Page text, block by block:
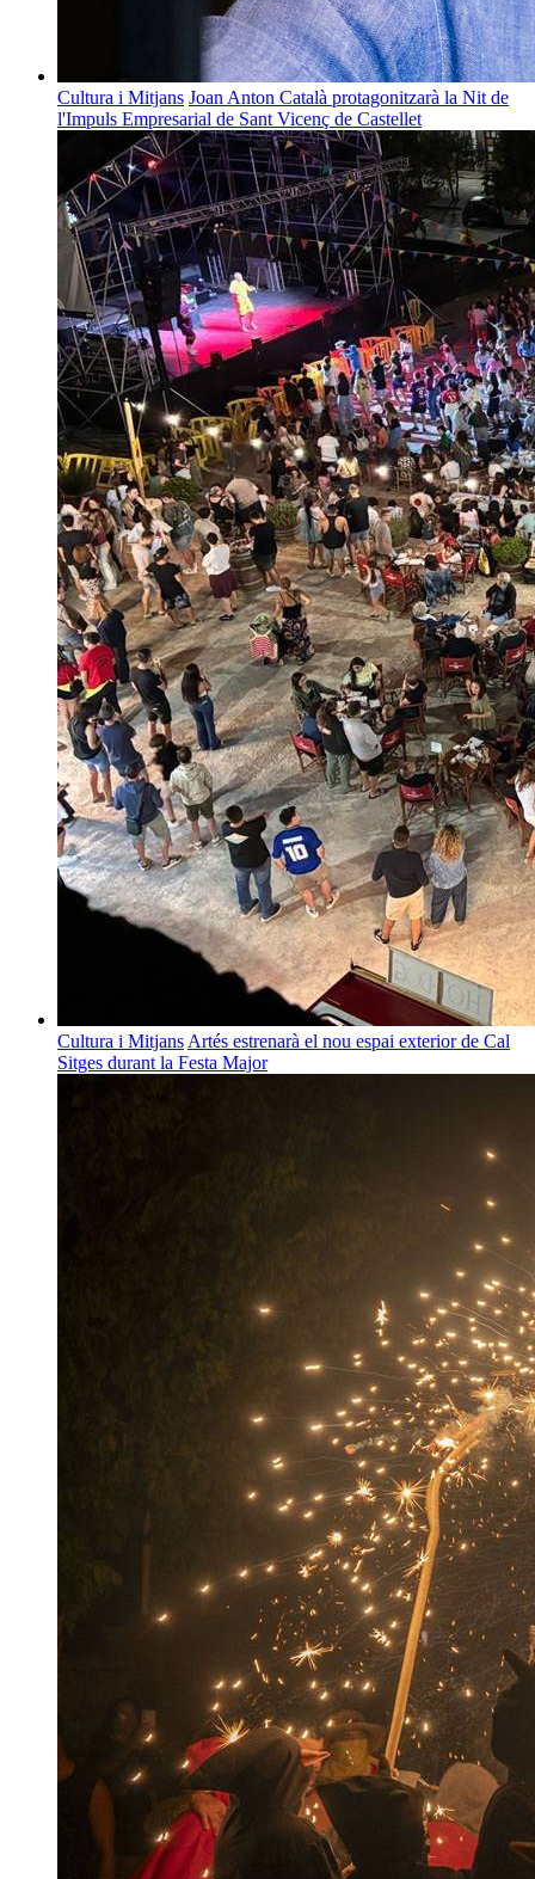
Cultura i Mitjans Joan Anton Català protagonitzarà la Nit de
l'Impuls Empresarial de Sant Vicenç de Castellet
Cultura i Mitjans Artés estrenarà el nou espai exterior de Cal
Sitges durant la Festa Major